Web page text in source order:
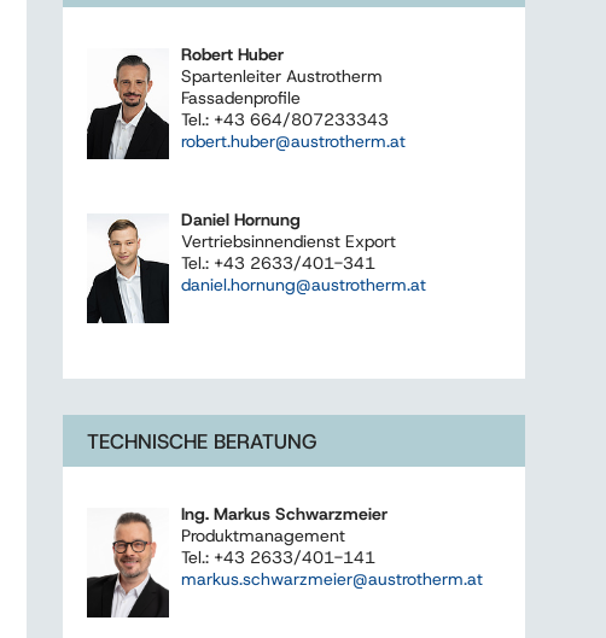
Robert Huber
Spartenleiter Austrotherm
Fassadenprofile
Tel.: +43 664/807233343
robert.huber@austrotherm.at
Daniel Hornung
Vertriebsinnendienst Export
Tel.: +43 2633/401-341
daniel.hornung@austrotherm.at
TECHNISCHE BERATUNG
Ing. Markus Schwarzmeier
Produktmanagement
Tel.: +43 2633/401-141
markus.schwarzmeier@austrotherm.at